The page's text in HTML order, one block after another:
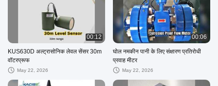
00:12
KUS630D अल्ट्रासोनिक लेवल सेंसर 30m
वॉटरप्रूफ
May 22, 2026
00:06
घोल नमकीन पानी के लिए संक्षारण प्रतिरोधी
प्रवाह मीटर
May 22, 2026